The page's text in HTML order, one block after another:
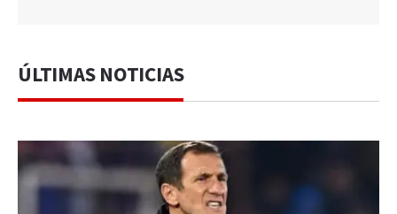
ÚLTIMAS NOTICIAS